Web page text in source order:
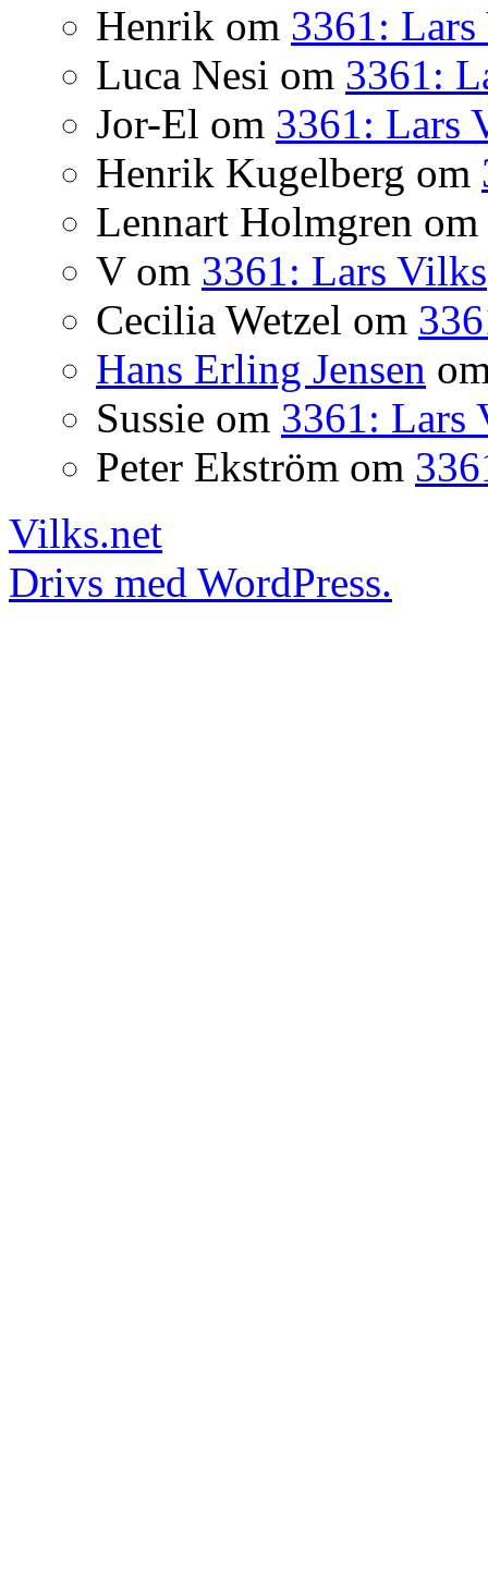
Henrik om 3361:
Luca Nesi om 3361:
Jor-El om 3361: Lars
Henrik Kugelberg om
Lennart Holmgren om
Vom 3361: Lars Vilks
Cecilia Wetzel om
Hans Erling Jensen
Sussie om 3361: Lars
Peter Ekström om
Vilks.net
Drivs med WordPress.